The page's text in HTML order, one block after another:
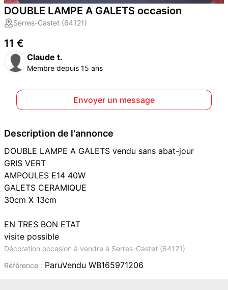
DOUBLE LAMPE A GALETS occasion
Serres-Castet (64121)
11 €
Claude t.
Membre depuis 15 ans
Envoyer un message
Description de l'annonce
DOUBLE LAMPE A GALETS vendu sans abat-jour
GRIS VERT
AMPOULES E14 40W
GALETS CERAMIQUE
30cm X 13cm
EN TRES BON ETAT
visite possible
Décoration occasion à vendre à Serres-Castet (64121)
Référence : ParuVendu WB165971206